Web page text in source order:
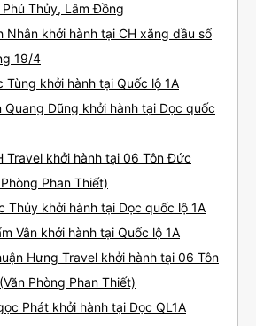
Thủy, Lâm Đồng
Nhân khởi hành tại CH xăng dầu số
19/4
Tùng khởi hành tại Quốc lộ 1A
Quang Dũng khởi hành tại Dọc quốc
Travel khởi hành tại 06 Tôn Đức
Phan Thiết)
Thủy khởi hành tại Dọc quốc lộ 1A
Vân khởi hành tại Quốc lộ 1A
Hưng Travel khởi hành tại 06 Tôn
Phòng Phan Thiết)
Phát khởi hành tại Dọc QL1A